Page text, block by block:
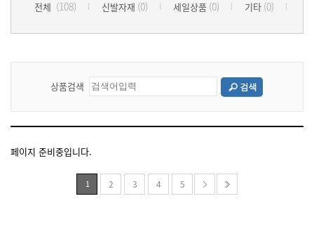
전체 (108) 신발자재 (0) 세일상품 (0) 기타 (0)
상품검색
페이지 준비중입니다.
1 2 3 4 5